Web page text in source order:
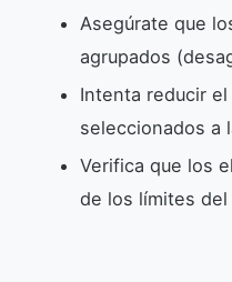
Asegúrate que
agrupados
Intenta reducir
seleccionados a
Verifica que los
de los límites del